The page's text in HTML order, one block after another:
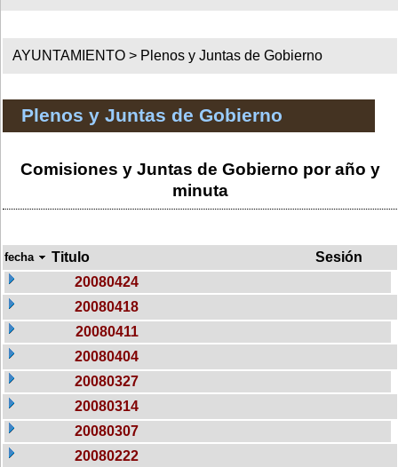
AYUNTAMIENTO > Plenos y Juntas de Gobierno
Plenos y Juntas de Gobierno
Comisiones y Juntas de Gobierno por año y
minuta
fecha Titulo
Sesión
20080424
20080418
20080411
20080404
20080327
20080314
20080307
20080222